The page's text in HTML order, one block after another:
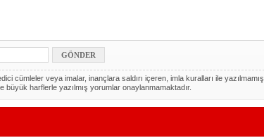
cümleler veya imalar, inançlara saldırı içeren, imla kuralları ile yazılmamış,
harflerle yazılmış yorumlar onaylanmamaktadır.